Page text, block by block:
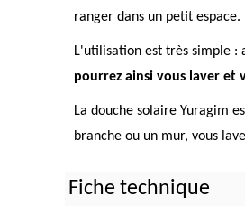
ranger dans un petit espace.
L'utilisation est très simple :
pourrez ainsi vous laver et
La douche solaire Yuragim
branche ou un mur, vous
Fiche technique